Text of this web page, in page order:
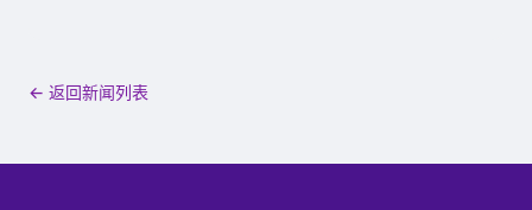
← 返回新闻列表